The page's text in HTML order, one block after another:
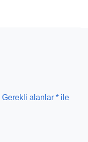
Gerekli alanlar * ile